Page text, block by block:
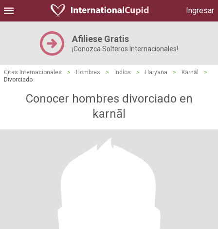
Ingresar
Afiliese Gratis
¡Conozca Solteros Internacionales!
Citas Internacionales > Hombres > Indios > Haryana > Karnāl
>
Divorciado
Conocer hombres divorciado en
karnāl